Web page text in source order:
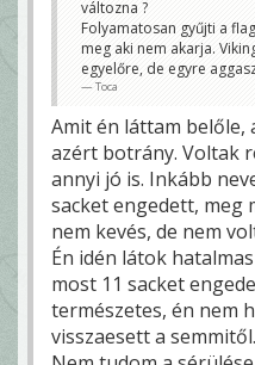
változna ?
Folyamatosan gyűjti a
meg aki nem akarja.
egyelőre, de egyre
Toca
Amit én láttam belőle,
azért botrány. Voltak
annyi jó is. Inkább
sacket engedett, meg
nem kevés, de nem
Én idén látok
most 11 sacket
természetes, én nem
visszaesett a semmitől.